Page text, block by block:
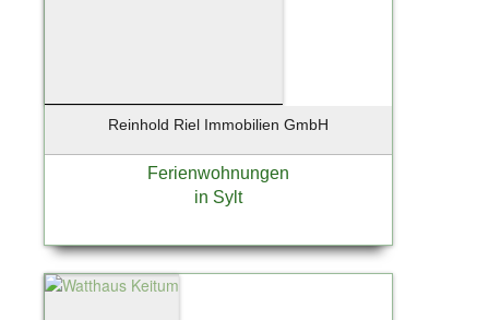
Reinhold Riel Immobilien GmbH
Ferienwohnungen
in Sylt